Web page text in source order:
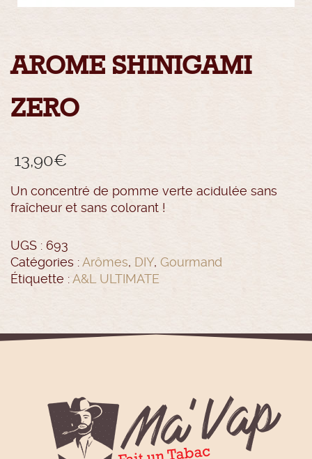
AROME SHINIGAMI
ZERO
13,90€
Un concentré de pomme verte acidulée sans
fraîcheur et sans colorant !
UGS : 693
Catégories : Arômes, DIY, Gourmand
Étiquette :A&L ULTIMATE